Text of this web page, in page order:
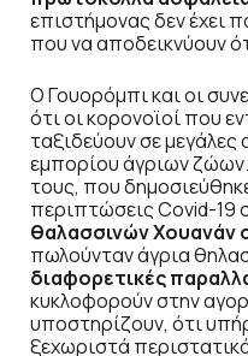
επιστήμονας δεν έχει
που να αποδεικνύουν
Ο Γουορόμπι και οι
ότι οι κορονοϊοί που
ταξιδεύουν σε
εμπορίου άγριων
τους, που
περιπτώσεις Covid-19
θαλασσινών Χουανάν
πωλούνταν άγρια
διαφορετικές
κυκλοφορούν στην
υποστηρίζουν, ότι
ξεχωριστά